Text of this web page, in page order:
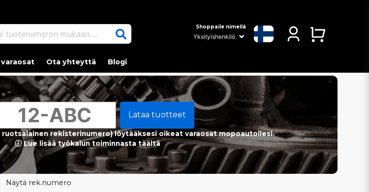
mukaan.... Shoppaile nimellä
varaosat Ota yhteyttä Blogi
Lataa tuotteet
ruotsalainen rekisterinumero) löytääksesi oikeat varaosat mopoautollesi.
ⓘ Lue lisää työkalun toiminnasta täältä
Näytä rek.numero